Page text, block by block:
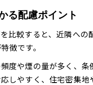
る配慮ポイント
比較すると、近隣へ
徴です。
度や煙の量が多く、
しやすく、住宅密集